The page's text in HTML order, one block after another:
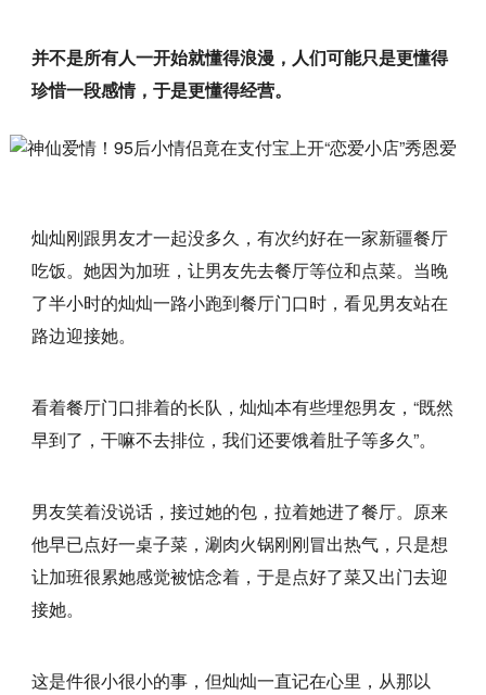
并不是所有人一开始就懂得浪漫，人们可能只是更懂得
珍惜一段感情，于是更懂得经营。
灿灿刚跟男友才一起没多久，有次约好在一家新疆餐厅
吃饭。她因为加班，让男友先去餐厅等位和点菜。当晚
了半小时的灿灿一路小跑到餐厅门口时，看见男友站在
路边迎接她。
看着餐厅门口排着的长队，灿灿本有些埋怨男友，“既然
早到了，干嘛不去排位，我们还要饿着肚子等多久”。
男友笑着没说话，接过她的包，拉着她进了餐厅。原来
他早已点好一桌子菜，涮肉火锅刚刚冒出热气，只是想
让加班很累她感觉被惦念着，于是点好了菜又出门去迎
接她。
这是件很小很小的事，但灿灿一直记在心里，从那以